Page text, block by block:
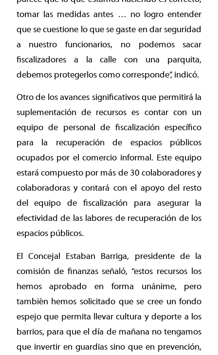
tomar las medidas antes … no logro entender
que se cuestione lo que se gaste en dar seguridad
a nuestro funcionarios, no podemos sacar
fiscalizadores a la calle con una parquita,
debemos protegerlos como corresponde”, indicó.
Otro de los avances significativos que permitirá la
suplementación de recursos es contar con un
equipo de personal de fiscalización específico
para la recuperación de espacios públicos
ocupados por el comercio informal. Este equipo
estará compuesto por más de 30 colaboradores y
colaboradoras y contará con el apoyo del resto
del equipo de fiscalización para asegurar la
efectividad de las labores de recuperación de los
espacios públicos.
El Concejal Estaban Barriga, presidente de la
comisión de finanzas señaló, “estos recursos los
hemos aprobado en forma unánime, pero
también hemos solicitado que se cree un fondo
espejo que permita llevar cultura y deporte a los
barrios, para que el día de mañana no tengamos
que invertir en guardias sino que en prevención,